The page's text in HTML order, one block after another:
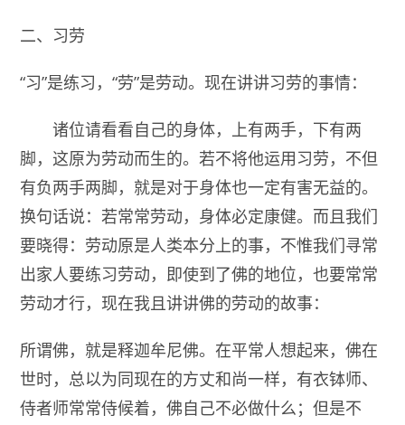
二、习劳
“习”是练习，“劳”是劳动。现在讲讲习劳的事情：
诸位请看看自己的身体，上有两手，下有两
脚，这原为劳动而生的。若不将他运用习劳，不但
有负两手两脚，就是对于身体也一定有害无益的。
换句话说：若常常劳动，身体必定康健。而且我们
要晓得：劳动原是人类本分上的事，不惟我们寻常
出家人要练习劳动，即使到了佛的地位，也要常常
劳动才行，现在我且讲讲佛的劳动的故事：
所谓佛，就是释迦牟尼佛。在平常人想起来，佛在
世时，总以为同现在的方丈和尚一样，有衣钵师、
侍者师常常侍候着，佛自己不必做什么；但是不